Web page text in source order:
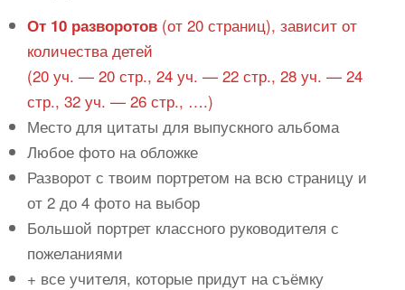
От 10 разворотов (от 20 страниц), зависит от
количества детей
(20 уч. — 20 стр., 24 уч. — 22 стр., 28 уч. — 24
стр., 32 уч. — 26 стр., ….)
Место для цитаты для выпускного альбома
Любое фото на обложке
Разворот с твоим портретом на всю страницу и
от 2 до 4 фото на выбор
Большой портрет классного руководителя с
пожеланиями
+ все учителя, которые придут на съёмку